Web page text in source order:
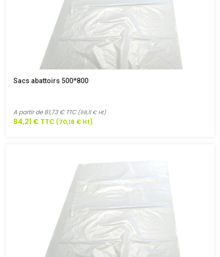
Sacs abattoirs 500*800
A partir de 81,73 € TTC (68,11 € Ht)
84,21 € TTC (70,18 € Ht)